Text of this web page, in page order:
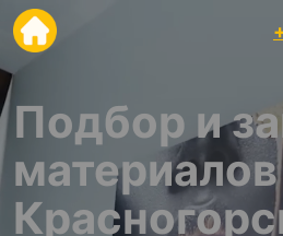
Подбор и